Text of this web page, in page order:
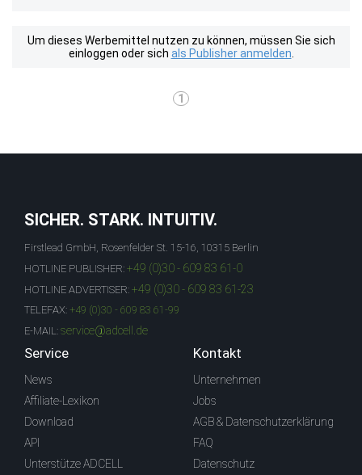
Um dieses Werbemittel nutzen zu können, müssen Sie sich
einloggen oder sich als Publisher anmelden
1
SICHER. STARK. INTUITIV.
Firstlead GmbH, Rosenfelder St. 15-16, 10315 Berlin
HOTLINE PUBLISHER: +49 (0)30 - 609 83 61-0
HOTLINE ADVERTISER: +49 (0)30 - 609 83 61-23
TELEFAX: +49 (0)30 - 609 83 61-99
E-MAIL: service@adcell.de
Service
News
Affiliate-Lexikon
Download
API
Unterstütze ADCELL
Kontakt
Unternehmen
Jobs
AGB & Datenschutzerklärung
FAQ
Datenschutz